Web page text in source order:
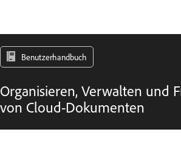
Benutzerhandbuch
Organisieren, Verwalten und
von Cloud-Dokumenten